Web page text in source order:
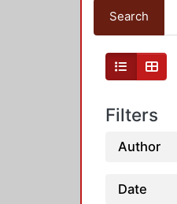
Search
Filters
Author
Date